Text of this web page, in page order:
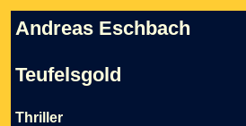
Andreas Eschbach
Teufelsgold
Thriller